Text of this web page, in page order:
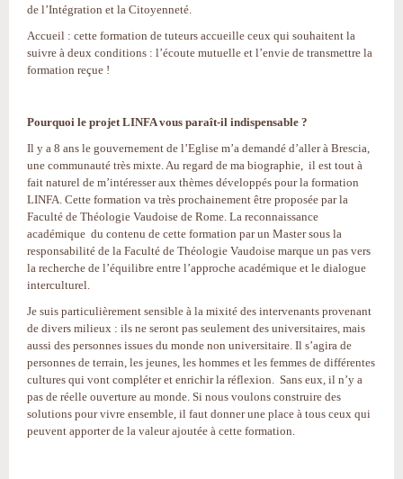
de l’Intégration et la Citoyenneté.
Accueil : cette formation de tuteurs accueille ceux qui souhaitent la
suivre à deux conditions : l’écoute mutuelle et l’envie de transmettre la
formation reçue !
Pourquoi le projet LINFA vous paraît-il indispensable ?
Il y a 8 ans le gouvernement de l’Eglise m’a demandé d’aller à Brescia,
une communauté très mixte. Au regard de ma biographie, il est tout à
fait naturel de m’intéresser aux thèmes développés pour la formation
LINFA. Cette formation va très prochainement être proposée par la
Faculté de Théologie Vaudoise de Rome. La reconnaissance
académique du contenu de cette formation par un Master sous la
responsabilité de la Faculté de Théologie Vaudoise marque un pas vers
la recherche de l’équilibre entre l’approche académique et le dialogue
interculturel.
Je suis particulièrement sensible à la mixité des intervenants provenant
de divers milieux : ils ne seront pas seulement des universitaires, mais
aussi des personnes issues du monde non universitaire. Il s’agira de
personnes de terrain, les jeunes, les hommes et les femmes de différentes
cultures qui vont compléter et enrichir la réflexion. Sans eux, il n’y a
pas de réelle ouverture au monde. Si nous voulons construire des
solutions pour vivre ensemble, il faut donner une place à tous ceux qui
peuvent apporter de la valeur ajoutée à cette formation.